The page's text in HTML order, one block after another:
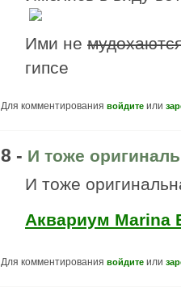
Ими не
гипсе
Для комментирования войдите или
8 - И тоже
И тоже
Аквариум Marina
Для комментирования войдите или